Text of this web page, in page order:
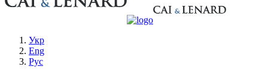
Укр
Eng
Рус